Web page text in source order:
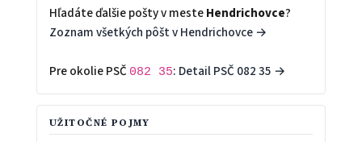
Hľadáte ďalšie pošty v mesteHendrichovce?
Zoznam všetkých pôšt v Hendrichovce →
Pre okolie PSČ 082 35: Detail PSČ 082 35 →
UŽITOČNÉ POJMY